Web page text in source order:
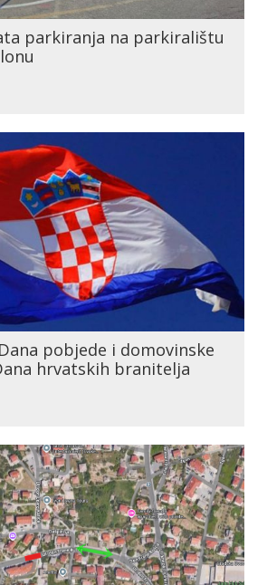
parkiranja na parkiralištu
pobjede i domovinske
hrvatskih branitelja